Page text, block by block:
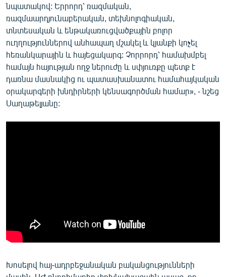
նպատակով: Երրորդ՝ ռազմական,
ռազմաարդյունաբերական, տեխնոլոգիական,
տնտեսական և ենթակառուցվածքային բոլոր
ուղղություններով անհապաղ մշակել և կյանքի կոչել
հեռանկարային և հայեցակարգ: Չորրորդ՝ համախմբել
համայն հայության ողջ ներուժը և սփյուռքը պետք է
դառնա մասնակից ու պատասխանատու համահայկական
օրակարգերի խնդիրների կենսագործման համար», - նշեց
Սաղաթելյանը:
Խոսելով հայ-ադրբեջանական բականցությունների